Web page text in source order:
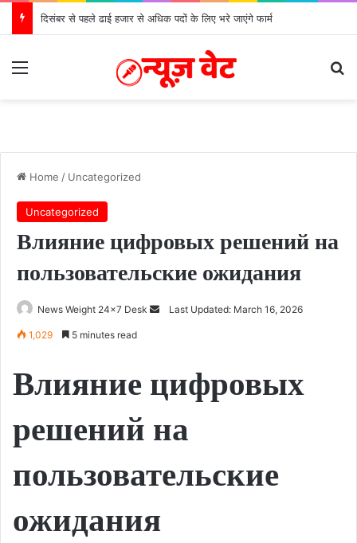
मुख्यमंत्री से महानिदेशक एनसीसी ने की शिष्टाचार भेंट
Home / Uncategorized
Uncategorized
Влияние цифровых решений на
пользовательские ожидания
News Weight 24x7 Desk
e
m
Last Updated: March 16, 2026
1,029 5 minutes read
Влияние цифровых
решений на
пользовательские
ожидания